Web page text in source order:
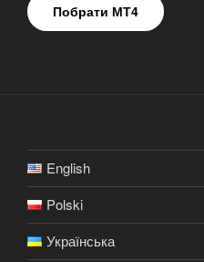
Побрати МТ4
English
Polski
Українська